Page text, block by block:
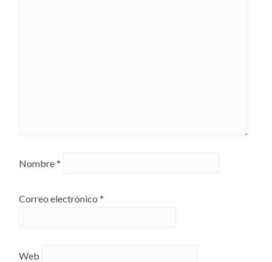
Nombre*
Correo electrónico*
Web